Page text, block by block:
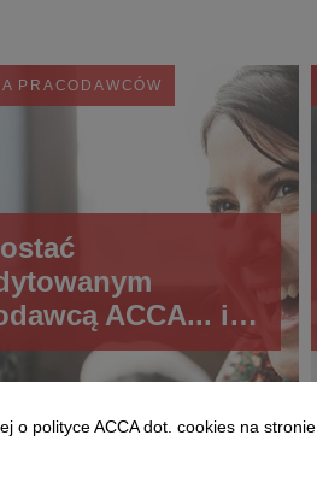
PRACODAWCÓW
ACCA... i
warto
o polityce ACCA dot. cookies na stronie